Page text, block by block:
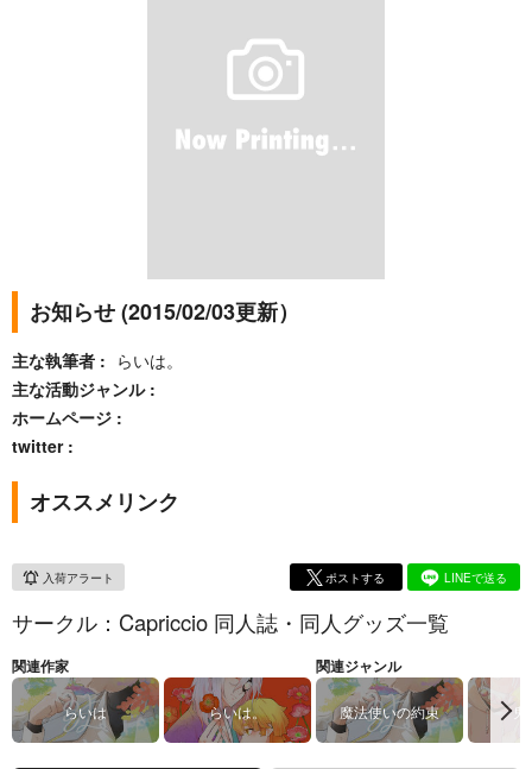
お知らせ (2015/02/03更新）
主な執筆者
らいは。
主な活動ジャンル
ホームページ
twitter
オススメリンク
入荷アラート ポストする LINEで送る
サークル：Capriccio 同人誌・同人グッズ一覧
関連作家
らいは らいは。
関連ジャンル
魔法使いの約束